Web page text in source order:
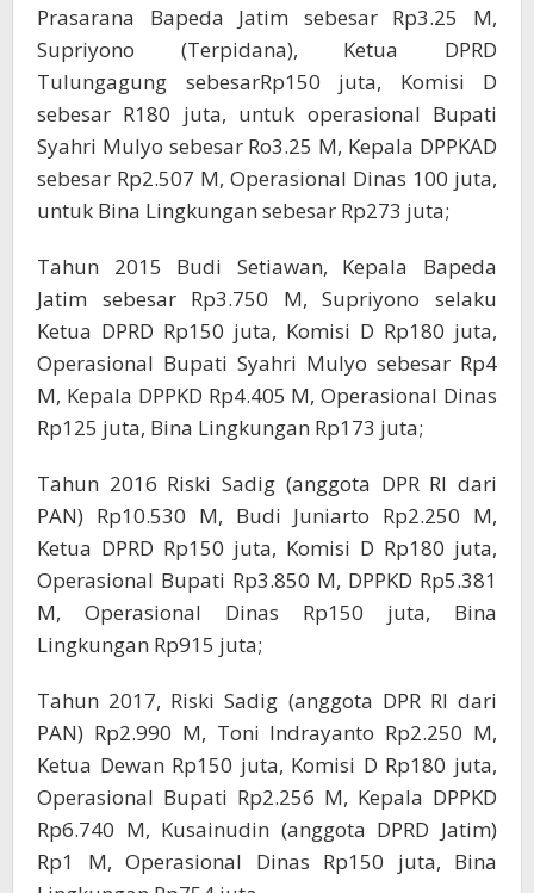
Prasarana Bapeda Jatim sebesar Rp3.25 M,
Supriyono (Terpidana), Ketua DPRD
Tulungagung sebesarRp150 juta, Komisi D
sebesar R180 juta, untuk operasional Bupati
Syahri Mulyo sebesar Ro3.25 M, Kepala DPPKAD
sebesar Rp2.507 M, Operasional Dinas 100 juta,
untuk Bina Lingkungan sebesar Rp273 juta;
Tahun 2015 Budi Setiawan, Kepala Bapeda
Jatim sebesar Rp3.750 M, Supriyono selaku
Ketua DPRD Rp150 juta, Komisi D Rp180 juta,
Operasional Bupati Syahri Mulyo sebesar Rp4
M, Kepala DPPKD Rp4.405 M, Operasional Dinas
Rp125 juta, Bina Lingkungan Rp173 juta;
Tahun 2016 Riski Sadig (anggota DPR RI dari
PAN) Rp10.530 M, Budi Juniarto Rp2.250 M,
Ketua DPRD Rp150 juta, Komisi D Rp180 juta,
Operasional Bupati Rp3.850 M, DPPKD Rp5.381
M, Operasional Dinas Rp150 juta, Bina
Lingkungan Rp915 juta;
Tahun 2017, Riski Sadig (anggota DPR RI dari
PAN) Rp2.990 M, Toni Indrayanto Rp2.250 M,
Ketua Dewan Rp150 juta, Komisi D Rp180 juta,
Operasional Bupati Rp2.256 M, Kepala DPPKD
Rp6.740 M, Kusainudin (anggota DPRD Jatim)
Rp1 M, Operasional Dinas Rp150 juta, Bina